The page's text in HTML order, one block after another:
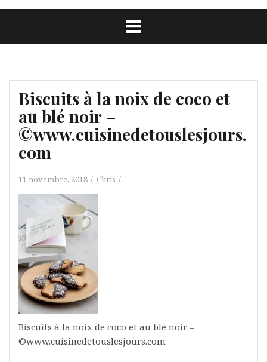
Biscuits à la noix de coco et
au blé noir –
©www.cuisinedetouslesjours.
com
11 novembre, 2018 Chris
Biscuits à la noix de coco et au blé noir –
©www.cuisinedetouslesjours.com